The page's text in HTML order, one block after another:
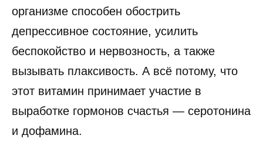
организме способен обострить
депрессивное состояние, усилить
беспокойство и нервозность, а также
вызывать плаксивость. А всё потому, что
этот витамин принимает участие в
выработке гормонов счастья — серотонина
и дофамина.